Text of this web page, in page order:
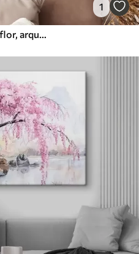
1
Calle japonesa con cerezos en flor, arquitectura oriental, linternas